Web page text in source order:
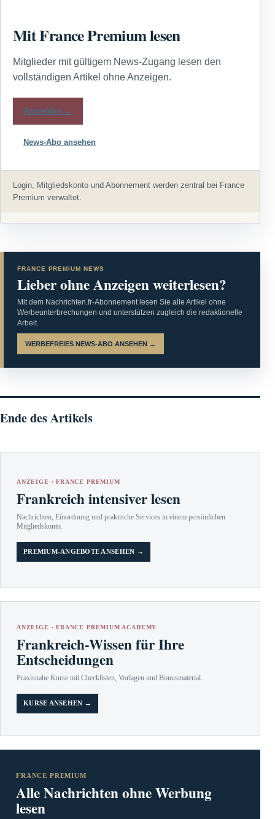
Mit France Premium lesen
Mitglieder mit gültigem News-Zugang lesen den
vollständigen Artikel ohne Anzeigen.
Anmelden →
News-Abo ansehen
Login, Mitgliedskonto und Abonnement werden zentral bei France
Premium verwaltet.
FRANCE PREMIUM NEWS
Lieber ohne Anzeigen weiterlesen?
Mit dem Nachrichten.fr-Abonnement lesen Sie alle Artikel ohne
Werbeunterbrechungen und unterstützen zugleich die redaktionelle
Arbeit.
WERBEFREIES NEWS-ABO ANSEHEN →
Ende des Artikels
ANZEIGE · FRANCE PREMIUM
Frankreich intensiver lesen
Nachrichten, Einordnung und praktische Services in einem persönlichen
Mitgliedskonto.
PREMIUM-ANGEBOTE ANSEHEN →
ANZEIGE · FRANCE PREMIUM ACADEMY
Frankreich-Wissen für Ihre
Entscheidungen
Praxisnahe Kurse mit Checklisten, Vorlagen und Bonusmaterial.
KURSE ANSEHEN →
FRANCE PREMIUM
Alle Nachrichten ohne Werbung
lesen